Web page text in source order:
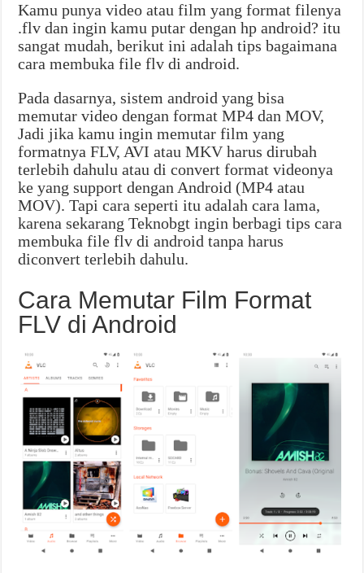
Kamu punya video atau film yang format filenya
.flv dan ingin kamu putar dengan hp android? itu
sangat mudah, berikut ini adalah tips bagaimana
cara membuka file flv di android.
Pada dasarnya, sistem android yang bisa
memutar video dengan format MP4 dan MOV,
Jadi jika kamu ingin memutar film yang
formatnya FLV, AVI atau MKV harus dirubah
terlebih dahulu atau di convert format videonya
ke yang support dengan Android (MP4 atau
MOV). Tapi cara seperti itu adalah cara lama,
karena sekarang Teknobgt ingin berbagi tips cara
membuka file flv di android tanpa harus
diconvert terlebih dahulu.
Cara Memutar Film Format
FLV di Android